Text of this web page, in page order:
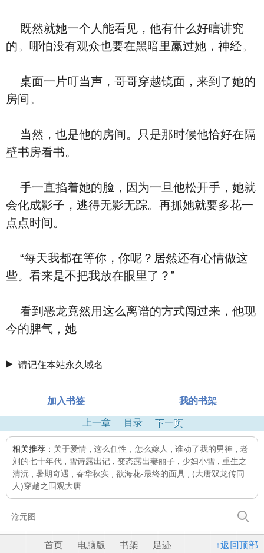
既然就她一个人能看见，他有什么好瞎讲究
的。哪怕没有观众也要在黑暗里赢过她，神经。
桌面一片叮当声，哥哥穿越镜面，来到了她的
房间。
当然，也是他的房间。只是那时候他恰好在隔
壁书房看书。
手一直掐着她的脸，因为一旦他松开手，她就
会化成影子，逃得无影无踪。再抓她就要多花一
点点时间。
“每天我都在等你，你呢？居然还有心情做这
些。看来是不把我放在眼里了？”
看到恶龙竟然用这么离谱的方式闯过来，他现
今的脾气，她
请记住本站永久域名
加入书签 我的书架
上一章 目录 下一页
相关推荐： 关于爱情 这么任性，怎么嫁人 谁动了我的男神
老
刘的七十年代
雪诗露出记 变态露出妻丽子 少妇小雪
重生之
清沅
暑期奇遇 春华秋实 欲海花-最终的面具
(大唐双龙传同
人)穿越之围观大唐
↑返回顶部
首页 电脑版 书架 足迹